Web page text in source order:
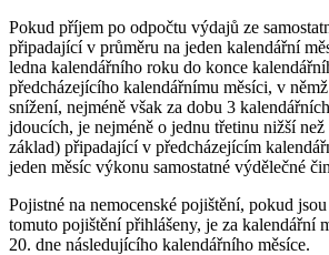
Pokud příjem po odpočtu výdajů ze
připadající v průměru na jeden kalendářní
ledna kalendářního roku do konce
předcházejícího kalendářnímu měsíci, v
snížení, nejméně však za dobu 3
jdoucích, je nejméně o jednu třetinu nižší
základ) připadající v předcházejícím
jeden měsíc výkonu samostatné výdělečné
Pojistné na nemocenské pojištění, pokud
tomuto pojištění přihlášeny, je za kalendářní
20. dne následujícího kalendářního měsíce.